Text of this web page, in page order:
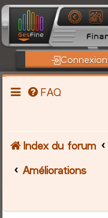
Connexion
FAQ
Index du forum
Améliorations